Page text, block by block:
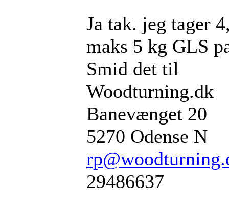
Ja tak. jeg tager
maks 5 kg GLS
Smid det til
Woodturning.dk
Banevænget 20
5270 Odense N
29486637